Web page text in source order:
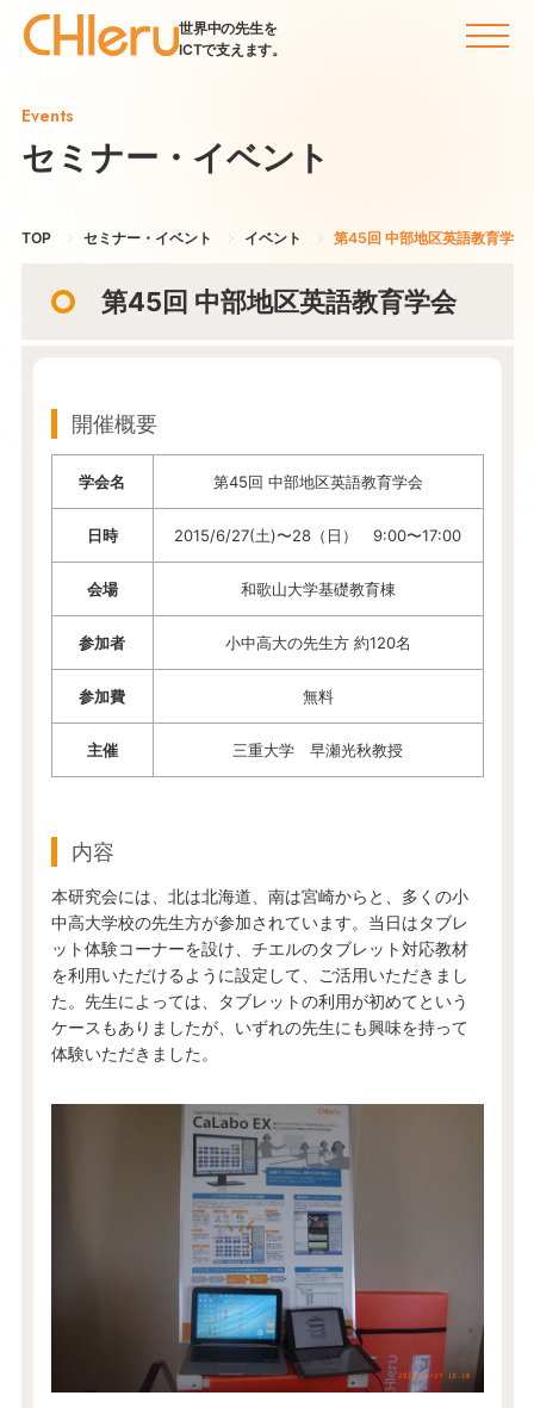
世界中の先生を
ICTで支えます。
Events
セミナー・イベント
TOP セミナー・イベント イベント 第45回 中部地区英語教育学会
第45回 中部地区英語教育学会
開催概要
学会名 第45回 中部地区英語教育学会
日時 2015/6/27(土)〜28（日） 9:00〜17:00
会場 和歌山大学基礎教育棟
参加者 小中高大の先生方 約120名
参加費 無料
主催 三重大学 早瀬光秋教授
内容
本研究会には、北は北海道、南は宮崎からと、多くの小
中高大学校の先生方が参加されています。当日はタブレ
ット体験コーナーを設け、チエルのタブレット対応教材
を利用いただけるように設定して、ご活用いただきまし
た。先生によっては、タブレットの利用が初めてという
ケースもありましたが、いずれの先生にも興味を持って
体験いただきました。